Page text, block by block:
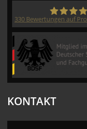
330 Bewertungen auf
KONTAKT